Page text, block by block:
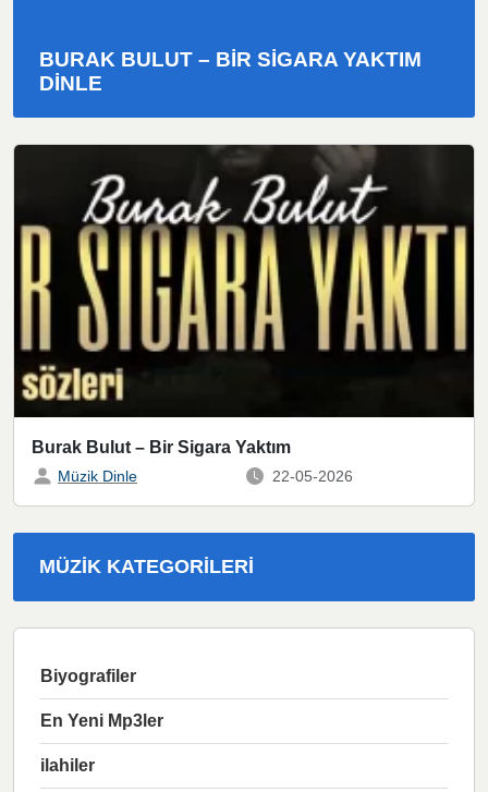
BURAK BULUT – BIR SIGARA YAKTIM
DINLE
Burak Bulut – Bir Sigara Yaktım
Müzik Dinle 22-05-2026
MÜZIK KATEGORILERI
Biyografiler
En Yeni Mp3ler
ilahiler